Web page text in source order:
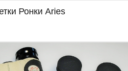
Ронки Aries